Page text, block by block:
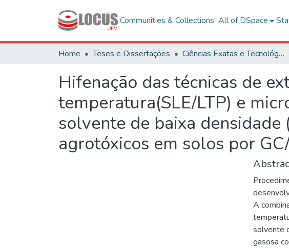
Communities & Collections All of DSpace
Home Teses e Dissertações Ciências Exatas e Tecnológicas
Hifenação das técnicas de
temperatura(SLE/LTP) e
solvente de baixa densidade
agrotóxicos em solos por
A
solvente
gasosa